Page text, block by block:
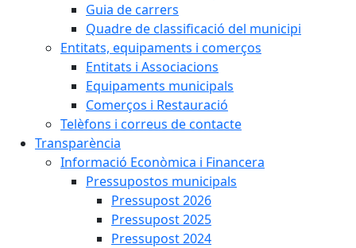
Guia de carrers
Quadre de classificació del municipi
Entitats, equipaments i comerços
Entitats i Associacions
Equipaments municipals
Comerços i Restauració
Telèfons i correus de contacte
Transparència
Informació Econòmica i Financera
Pressupostos municipals
Pressupost 2026
Pressupost 2025
Pressupost 2024